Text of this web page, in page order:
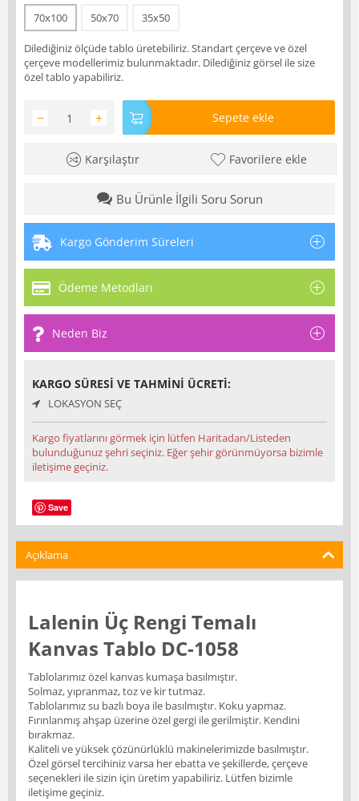
70x100 50x70 35x50
Dilediğiniz ölçüde tablo üretebiliriz. Standart çerçeve ve özel
çerçeve modellerimiz bulunmaktadır. Dilediğiniz görsel ile size
özel tablo yapabiliriz.
+
− Sepete ekle
Karşılaştır Favorilere ekle
Bu Ürünle İlgili Soru Sorun
Kargo Gönderim Süreleri
Ödeme Metodları
Neden Biz
KARGO SÜRESI VE TAHMINI ÜCRETI:
LOKASYON SEÇ
Kargo fiyatlarını görmek için lütfen Haritadan/Listeden
bulunduğunuz şehri seçiniz. Eğer şehir görünmüyorsa bizimle
iletişime geçiniz.
Save
Açıklama
Lalenin Üç Rengi Temalı
Kanvas Tablo DC-1058
Tablolarımız özel kanvas kumaşa basılmıştır.
Solmaz, yıpranmaz, toz ve kir tutmaz.
Tablolarımız su bazlı boya ile basılmıştır. Koku yapmaz.
Fırınlanmış ahşap üzerine özel gergi ile gerilmiştir. Kendini
bırakmaz.
Kaliteli ve yüksek çözünürlüklü makinelerimizde basılmıştır.
Özel görsel tercihiniz varsa her ebatta ve şekillerde, çerçeve
seçenekleri ile sizin için üretim yapabiliriz. Lütfen bizimle
iletişime geçiniz.